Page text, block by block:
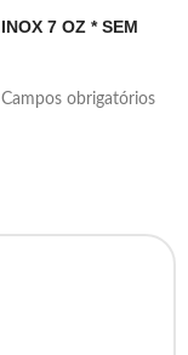
7 OZ * SEM
Campos obrigatórios